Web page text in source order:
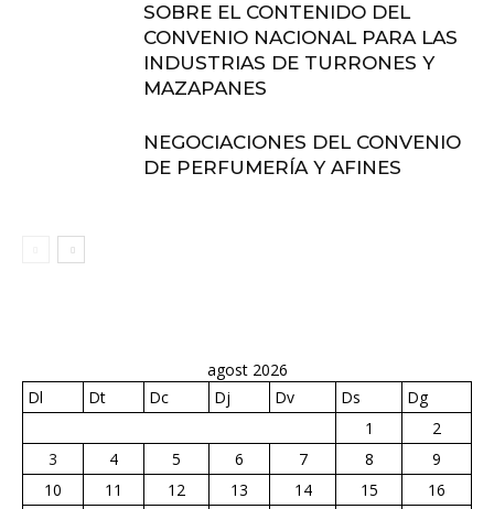
SOBRE EL CONTENIDO DEL
CONVENIO NACIONAL PARA LAS
INDUSTRIAS DE TURRONES Y
MAZAPANES
NEGOCIACIONES DEL CONVENIO
DE PERFUMERÍA Y AFINES
agost 2026
Dl
Dt Dc Dj Dv Ds
Dg
1
2
3
4 5 6 7 8
9
10
11 12 13 14 15
16